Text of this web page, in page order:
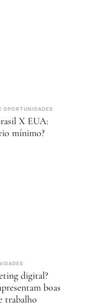
OPORTUNIDADES
X EUA:
mínimo?
digital?
boas
trabalho